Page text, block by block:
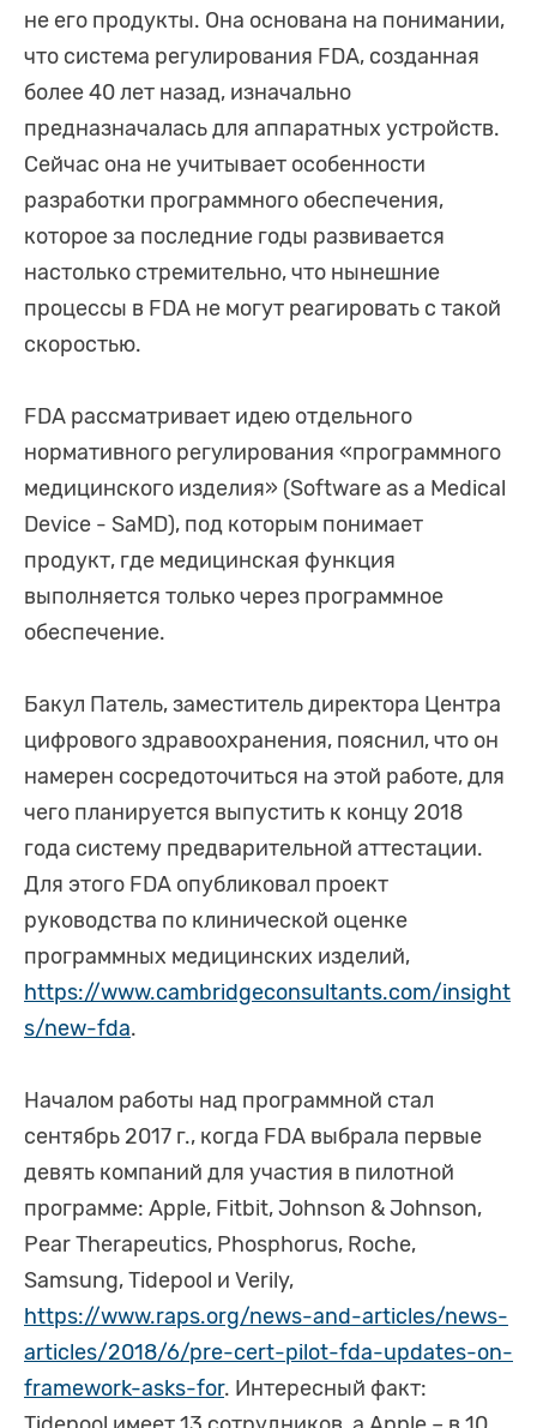
не его продукты. Она основана на понимании,
что система регулирования FDA, созданная
более 40 лет назад, изначально
предназначалась для аппаратных устройств.
Сейчас она не учитывает особенности
разработки программного обеспечения,
которое за последние годы развивается
настолько стремительно, что нынешние
процессы в FDA не могут реагировать с такой
скоростью.
FDA рассматривает идею отдельного
нормативного регулирования «программного
медицинского изделия» (Software as a Medical
Device - SaMD), под которым понимает
продукт, где медицинская функция
выполняется только через программное
обеспечение.
Бакул Патель, заместитель директора Центра
цифрового здравоохранения, пояснил, что он
намерен сосредоточиться на этой работе, для
чего планируется выпустить к концу 2018
года систему предварительной аттестации.
Для этого FDA опубликовал проект
руководства по клинической оценке
программных медицинских изделий,
https://www.cambridgeconsultants.com/insight
s/new-fda.
Началом работы над программной стал
сентябрь 2017 г., когда FDA выбрала первые
девять компаний для участия в пилотной
программе: Apple, Fitbit, Johnson & Johnson,
Pear Therapeutics, Phosphorus, Roche,
Samsung, Tidepool и Verily,
https://www.raps.org/news-and-articles/news-
articles/2018/6/pre-cert-pilot-fda-updates-on-
framework-asks-for. Интересный факт: